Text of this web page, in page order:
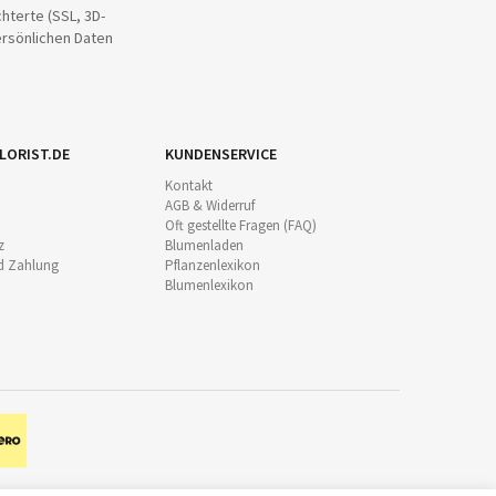
(SSL, 3D-
Daten
Zahlung
KUNDENSERVICE
Kontakt
AGB & Widerruf
Oft gestellte Fragen (FAQ)
Blumenladen
Pflanzenlexikon
Blumenlexikon